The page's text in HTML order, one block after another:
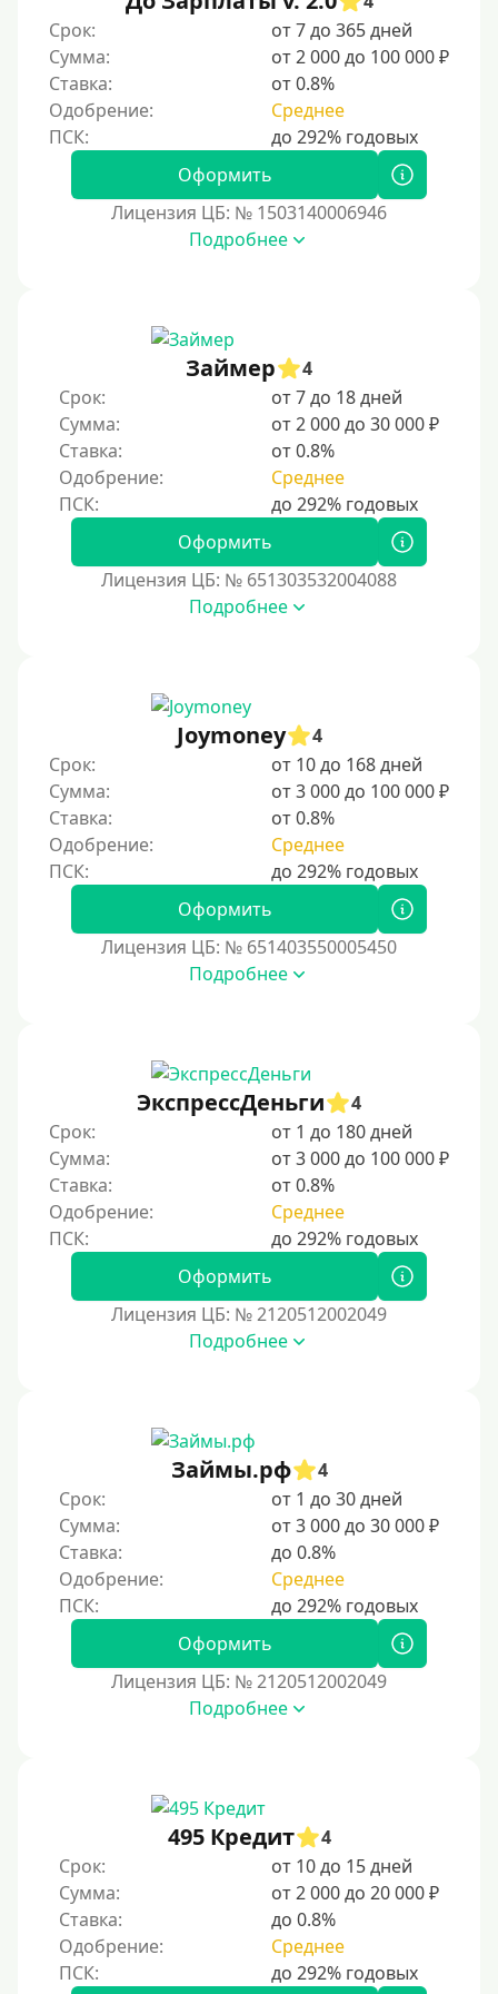
сказаться на вашем рейтинге. Со временем
ответственное финансовое поведение поможет
восстановить доверие кредиторов.
Для погашения других кредитов
До зарплаты
Для бизнеса
По военному билету
По водительскому удостоверению
По СНИЛСу
Без СНИЛСа
По паспорту
Без подтверждения дохода
Без справок и поручителей
Без посредников
Процент
Под 1 %
С пролонгацией (продлением)
Под высокий процент
С ежемесячным платежом
Под низкий процент
Без процентов
Первый кредит без переплаты
Без процентов на 30 дней
Без страховок и комиссий
Повторный
Надежные
Без обмана
Без предоплат
Без электронной почты
С автоматическим одобрением
Без номера телефона
Без звонков и проверок
Ночью
На карту круглосуточно
24/7
Срок:
от 7 до 365 дней
Сумма:
от 2 000 до 100 000 ₽
Ставка:
от 0.8%
Одобрение:
Среднее
Оформить
Лицензия ЦБ: № 1503140006946
Подробнее
Займер
4
Срок:
от 7 до 18 дней
Сумма:
от 2 000 до 30 000 ₽
Ставка:
от 0.8%
Одобрение:
Среднее
Оформить
Лицензия ЦБ: № 651303532004088
Подробнее
Joymoney
4
Срок:
от 10 до 168 дней
Сумма:
от 3 000 до 100 000 ₽
Ставка:
от 0.8%
Одобрение:
Среднее
Оформить
Лицензия ЦБ: № 651403550005450
Подробнее
ЭкспрессДеньги
4
Срок:
от 1 до 180 дней
Сумма:
от 3 000 до 100 000 ₽
Ставка:
от 0.8%
Одобрение:
Среднее
Оформить
Лицензия ЦБ: № 2120512002049
Подробнее
Займы.рф
4
Срок:
от 1 до 30 дней
Сумма:
от 3 000 до 30 000 ₽
Ставка:
до 0.8%
Одобрение:
Среднее
Оформить
Лицензия ЦБ: № 2120512002049
Подробнее
495 Кредит
4
Срок:
от 10 до 15 дней
Сумма:
от 2 000 до 20 000 ₽
Ставка:
до 0.8%
Одобрение:
Среднее